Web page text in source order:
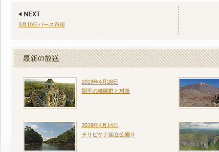
3月10日バース市街
2019年4月28日
開平の楼閣群と村落
2019年4月14日
チリビケテ国立公園Ⅱ